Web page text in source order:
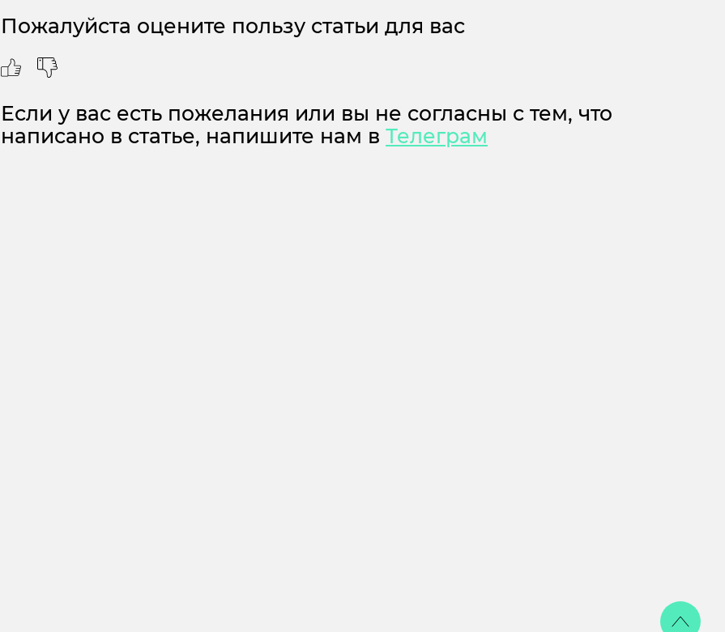
Пожалуйста оцените пользу статьи для вас
Если у вас есть пожелания или вы не согласны с тем, что
написано в статье, напишите нам в Телеграм